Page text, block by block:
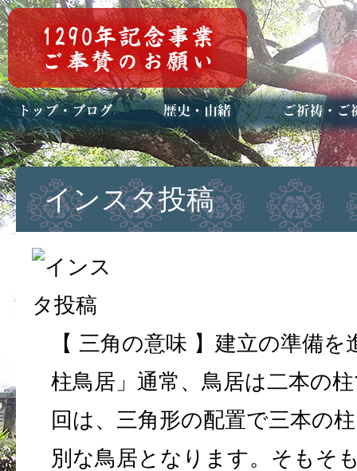
トップページ
ブログ(日々八百万)
お知らせ一覧 歴史・ご祭神
年中行事
メディア掲載 ご祈祷・ご祈
安産祈願
初宮参り
七五三詣
長寿のお祝い
神前結婚式
厄祓い・方位
車のお祓い
地鎮祭
神葬祭（神式
インスタ投稿
【 三角の意味 】建立の準備
柱鳥居」通常、鳥居は二本の
回は、三角形の配置で三本の
別な鳥居となります。そもそ